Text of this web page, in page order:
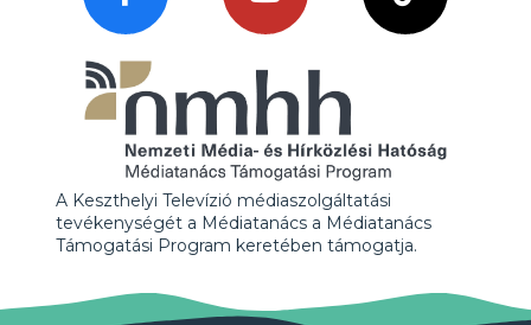
A Keszthelyi Televízió médiaszolgáltatási
tevékenységét a Médiatanács a Médiatanács
Támogatási Program keretében támogatja.